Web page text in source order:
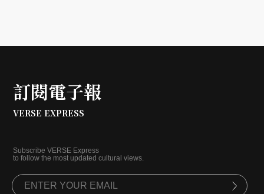
訂閱電子報
VERSE EXPRESS
Subscribe VERSE Express
to follow the most updated cultural views.